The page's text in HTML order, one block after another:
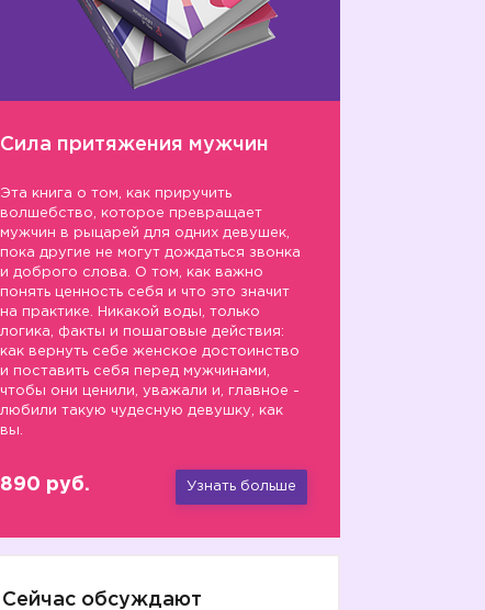
Сила притяжения мужчин
Эта книга о том, как приручить
волшебство, которое превращает
мужчин в рыцарей для одних девушек,
пока другие не могут дождаться звонка
и доброго слова. О том, как важно
понять ценность себя и что это значит
на практике. Никакой воды, только
логика, факты и пошаговые действия:
как вернуть себе женское достоинство
и поставить себя перед мужчинами,
чтобы они ценили, уважали и, главное -
любили такую чудесную девушку, как
вы.
890 руб. Узнать больше
Сейчас обсуждают